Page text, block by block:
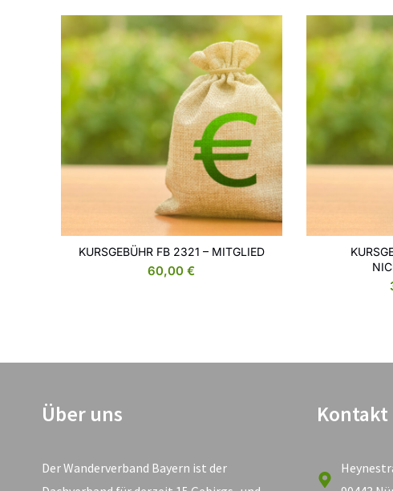
WEITERLESEN
KURSGEBÜHR FB 2321 – MITGLIED
60,00€
Über uns
Der Wanderverband Bayern ist der
Kontakt